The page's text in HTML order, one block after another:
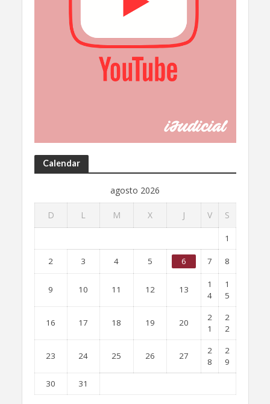
Calendar
agosto 2026
D L M X J V S
1
2 3 4 5 6 7 8
9 10 11 12 13
1
4
1
5
16 17 18 19 20
2
1
2
2
23 24 25 26 27
2
8
2
9
30
31